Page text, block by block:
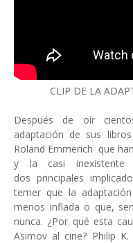
CLIP DE LA
Después de oír
adaptación de sus
Roland Emmerich que
y la casi inexistente
dos principales
temer que la
menos inflada o que,
nunca. ¿Por qué esta
Asimov al cine? Philip